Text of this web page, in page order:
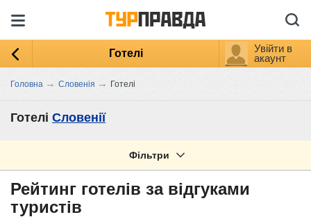
Готелі
Увійти в
акаунт
Головна → Словенія → Готелі
Готелі Словенії
Фільтри
Рейтинг готелів за відгуками
туристів